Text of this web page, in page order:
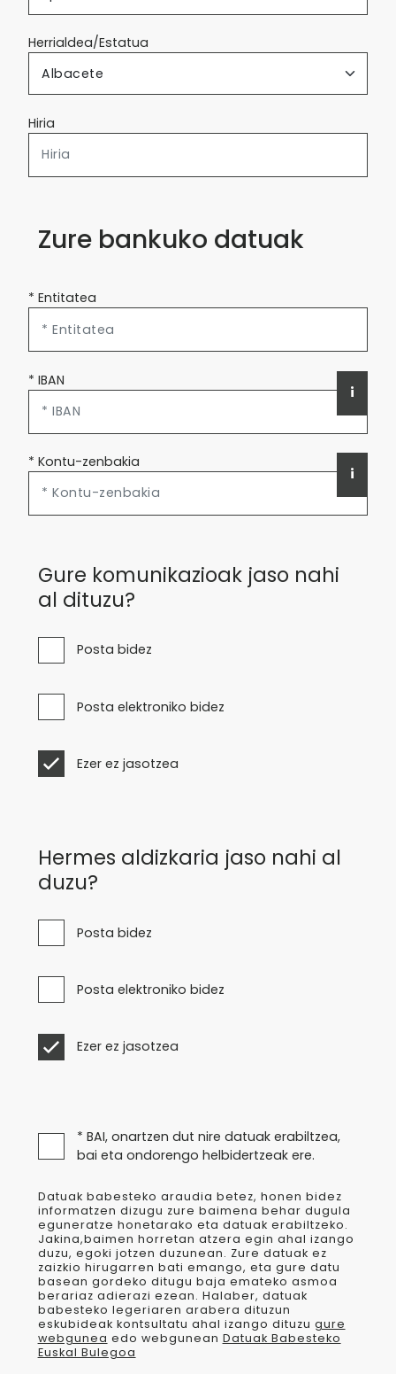
Herrialdea/Estatua
Hiria
Zure bankuko datuak
* Entitatea
* IBAN
i
* Kontu-zenbakia
i
Gure komunikazioak jaso nahi
al dituzu?
Posta bidez
Posta elektroniko bidez
Ezer ez jasotzea
Hermes aldizkaria jaso nahi al
duzu?
Posta bidez
Posta elektroniko bidez
Ezer ez jasotzea
* BAI, onartzen dut nire datuak erabiltzea,
bai eta ondorengo helbidertzeak ere.
Datuak babesteko araudia betez, honen bidez
informatzen dizugu zure baimena behar dugula
eguneratze honetarako eta datuak erabiltzeko.
Jakina,baimen horretan atzera egin ahal izango
duzu, egoki jotzen duzunean. Zure datuak ez
zaizkio hirugarren bati emango, eta gure datu
basean gordeko ditugu baja emateko asmoa
berariaz adierazi ezean. Halaber, datuak
babesteko legeriaren arabera dituzun
eskubideak kontsultatu ahal izango dituzu gure
webgunea edo webgunean Datuak Babesteko
Euskal Bulegoa